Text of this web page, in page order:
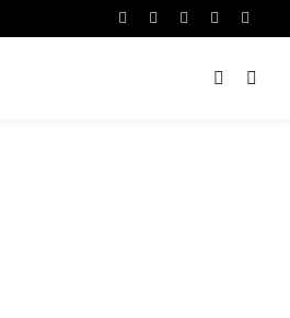
Facebook
X
Instagram
YouTube